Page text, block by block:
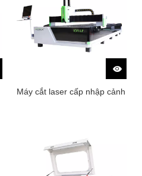
Máy cắt laser cấp nhập cảnh